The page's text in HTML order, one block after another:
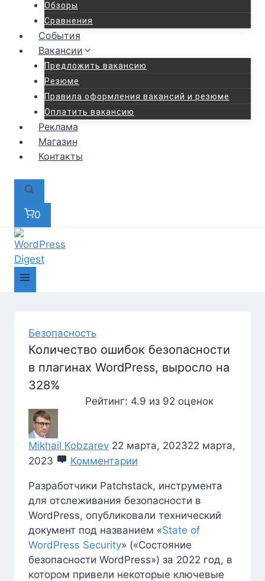
Обзоры
Сравнения
События
Вакансии
Предложить вакансию
Резюме
Правила оформления вакансий и резюме
Оплатить вакансию
Реклама
Магазин
Контакты
0
Безопасность
Количество ошибок безопасности
в плагинах WordPress, выросло на
328%
Рейтинг: 4.9 из 92 оценок
Mikhail Kobzarev 22 марта, 202322 марта,
2023
Комментарии
Разработчики Patchstack, инструмента
для отслеживания безопасности в
WordPress, опубликовали технический
документ под названием «State of
WordPress Security» («Состояние
безопасности WordPress») за 2022 год, в
котором привели некоторые ключевые